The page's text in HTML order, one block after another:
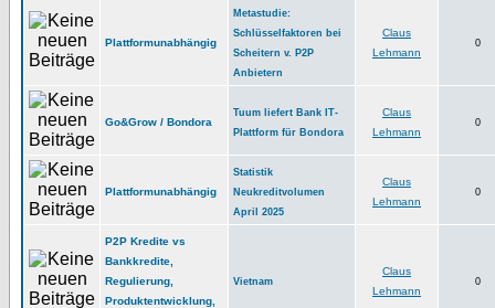
Plattformunabhängig
Metastudie:
Schlüsselfaktoren bei
Scheitern v. P2P
Anbietern
Claus
Lehmann
0
Go&Grow / Bondora
Tuum liefert Bank IT-
Plattform für Bondora
Claus
Lehmann
0
Plattformunabhängig
Statistik
Neukreditvolumen
April 2025
Claus
Lehmann
0
P2P Kredite vs
Bankkredite,
Regulierung,
Produktentwicklung,
Vietnam
Claus
Lehmann
0